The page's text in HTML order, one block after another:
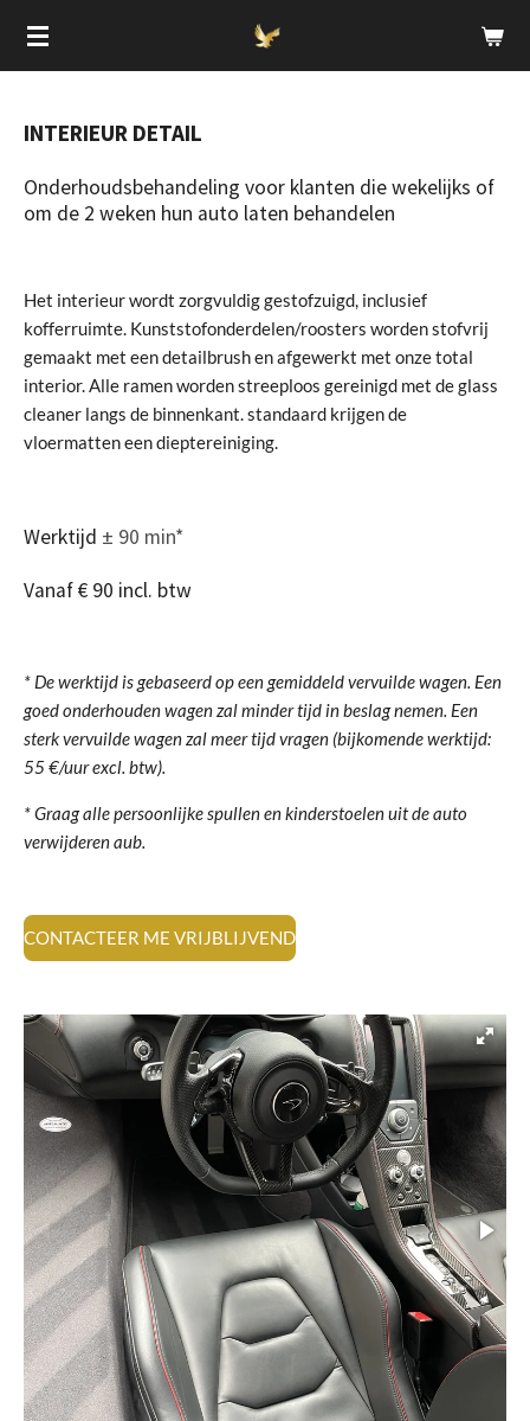
Ga
direct
hoofdinhoud
INTERIEUR DETAIL
Onderhoudsbehandeling voor klanten die wekelijks of
om de 2 weken hun auto laten behandelen
Het interieur wordt zorgvuldig gestofzuigd, inclusief
kofferruimte. Kunststofonderdelen/roosters worden stofvrij
gemaakt met een detailbrush en afgewerkt met onze total
interior. Alle ramen worden streeploos gereinigd met de glass
cleaner langs de binnenkant. standaard krijgen de
vloermatten een dieptereiniging.
Werktijd ± 90 min*
Vanaf € 90 incl. btw
* De werktijd is gebaseerd op een gemiddeld vervuilde wagen. Een
goed onderhouden wagen zal minder tijd in beslag nemen. Een
sterk vervuilde wagen zal meer tijd vragen (bijkomende werktijd:
55 €/uur excl. btw).
* Graag alle persoonlijke spullen en kinderstoelen uit de auto
verwijderen aub.
CONTACTEER ME VRIJBLIJVEND